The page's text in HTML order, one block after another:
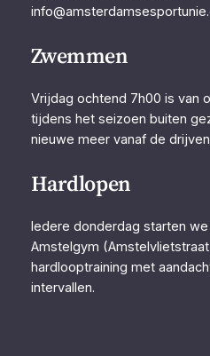
Zwemmen
Vrijdag ochtend 7h00 is van
tijdens het seizoen buiten
nieuwe meer vanaf de
Hardlopen
Iedere donderdag starten we
Amstelgym
hardlooptraining met
intervallen.